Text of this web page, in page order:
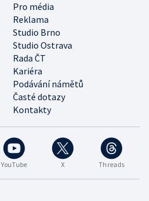
Pro média
Reklama
Studio Brno
Studio Ostrava
Rada ČT
Kariéra
Podávání námětů
Časté dotazy
Kontakty
YouTube X Threads